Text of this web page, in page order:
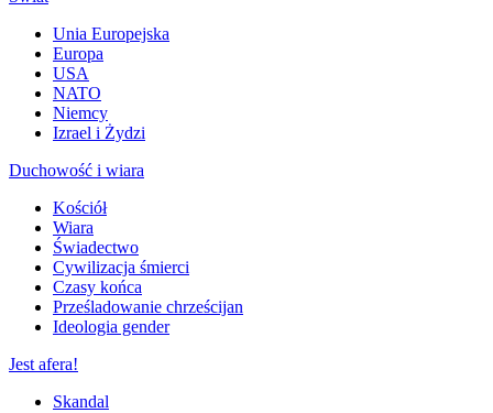
Unia Europejska
Europa
USA
NATO
Niemcy
Izrael i Żydzi
Duchowość i wiara
Kościół
Wiara
Świadectwo
Cywilizacja śmierci
Czasy końca
Prześladowanie chrześcijan
Ideologia gender
Jest afera!
Skandal